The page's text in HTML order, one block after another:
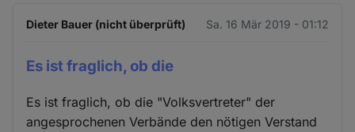
Dieter Bauer (nicht überprüft) Sa. 16 Mär 2019 - 01:12
Es ist fraglich, ob die
Es ist fraglich, ob die "Volksvertreter" der
angesprochenen Verbände den nötigen Verstand